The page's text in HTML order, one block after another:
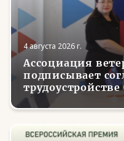
4 августа 2026 г.
Ассоциация
подписывает
занятости в